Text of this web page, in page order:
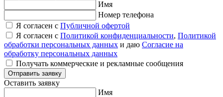
Имя
Номер телефона
Я согласен с Публичной офертой
Я согласен с Политикой конфиденциальности, Политикой
обработки персональных данных и даю Согласие на
обработку персональных данных
Получать коммерческие и рекламные сообщения
Отправить заявку
Оставить заявку
Имя